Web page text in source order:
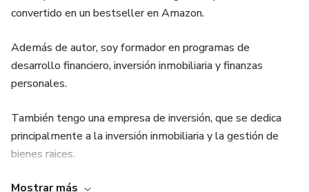
convertido en un bestseller en Amazon.
Además de autor, soy formador en programas de
desarrollo financiero, inversión inmobiliaria y finanzas
personales.
También tengo una empresa de inversión, que se dedica
principalmente a la inversión inmobiliaria y la gestión de
bienes raices.
La mayoría de nuestros alumnos y clientes son gente
Mostrar más